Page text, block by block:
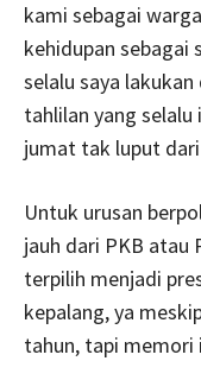
kami sebagai
kehidupan sebagai
selalu saya
tahlilan yang
jumat tak luput
Untuk urusan
jauh dari PKB atau
terpilih menjadi
kepalang, ya
tahun, tapi